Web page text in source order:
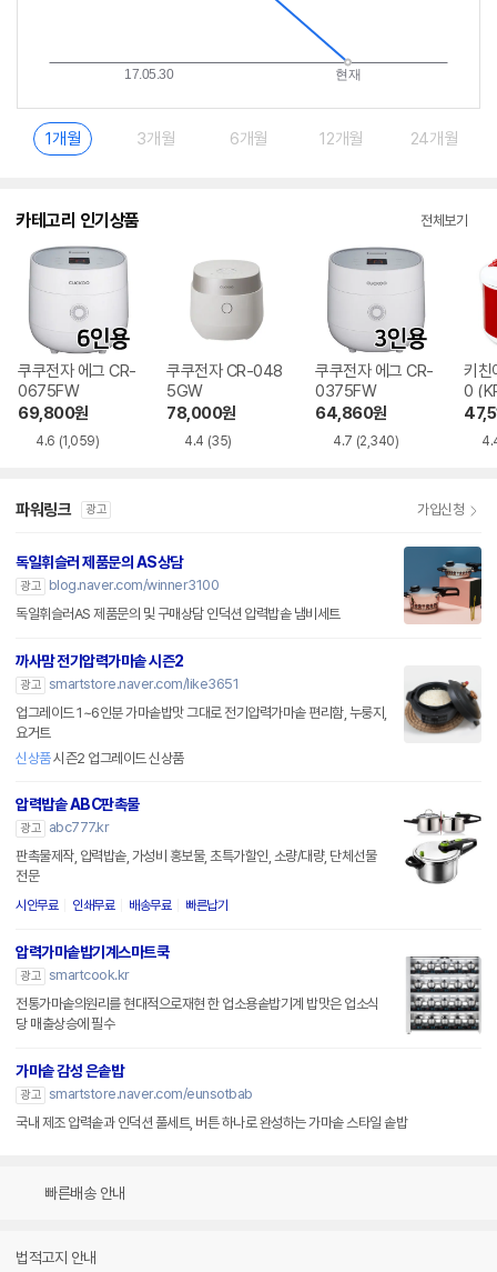
1개월 3개월 6개월 12개월 24개월
카테고리 인기상품 전체보기
쿠쿠전자 에그 CR-
0675FW
69,800원
4.6 (1,059)
쿠쿠전자 CR-048
5GW
78,000원
4.4 (35)
쿠쿠전자 에그 CR-
0375FW
64,860원
4.7 (2,340)
키친
0
파워링크 광고 가입신청
독일휘슬러 제품문의 AS상담
광고
blog.naver.com/winner3100
독일휘슬러AS 제품문의 및 구매상담 인덕션 압력밥솥 냄비세트
까사맘 전기압력가마솥 시즌2
광고 smartstore.naver.com/like3651
업그레이드 1~6인분 가마솥밥맛 그대로 전기압력가마솥 편리함, 누룽지,
요거트
신상품시즌2 업그레이드 신상품
압력밥솥 ABC판촉물
광고
abc777.kr
판촉물제작, 압력밥솥, 가성비 홍보물, 초특가할인, 소량/대량, 단체선물
전문
시안무료 인쇄무료 배송무료 빠른납기
압력가마솥밥기계스마트쿡
광고 smartcook.kr
전통가마솥의원리를 현대적으로재현 한 업소용솥밥기계 밥맛은 업소식
당 매출상승에 필수
가마솥 감성 은솥밥
광고 smartstore.naver.com/eunsotbab
국내 제조 압력솥과 인덕션 풀세트, 버튼 하나로 완성하는 가마솥 스타일 솥밥
빠른배송 안내
법적고지 안내